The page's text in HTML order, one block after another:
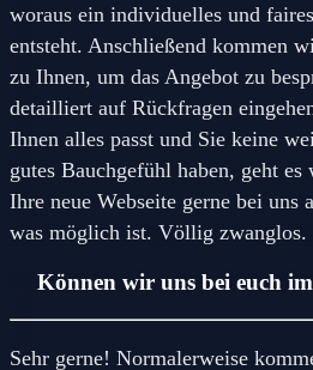
woraus ein individuelles und
entsteht. Anschließend kommen
zu Ihnen, um das Angebot zu
detailliert auf Rückfragen
Ihnen alles passt und Sie keine
gutes Bauchgefühl haben, geht
Ihre neue Webseite gerne bei uns
was möglich ist. Völlig zwanglos.
Können wir uns bei euch
Sehr gerne! Normalerweise